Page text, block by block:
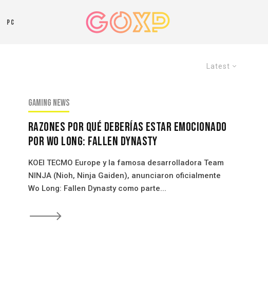
PC
Latest
Gaming news
Razones Por qué deberías estar emocionado
por Wo Long: Fallen Dynasty
KOEI TECMO Europe y la famosa desarrolladora Team
NINJA (Nioh, Ninja Gaiden), anunciaron oficialmente
Wo Long: Fallen Dynasty como parte...
🡒